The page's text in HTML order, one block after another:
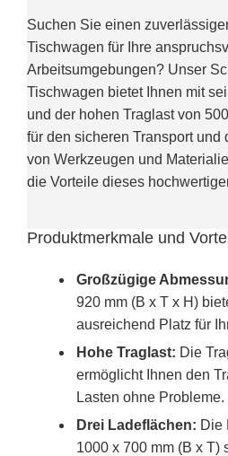
Suchen Sie einen
Tischwagen für Ihre
Arbeitsumgebungen? Unser
Tischwagen bietet Ihnen mit
und der hohen Traglast von
für den sicheren Transport und
von Werkzeugen und
die Vorteile dieses
Produktmerkmale und
Großzügige
920 mm (B x T x H)
ausreichend Platz für
Hohe Traglast: Die
ermöglicht Ihnen den
Lasten ohne Probleme.
Drei Ladeflächen: Die
1000 x 700 mm (B x T)